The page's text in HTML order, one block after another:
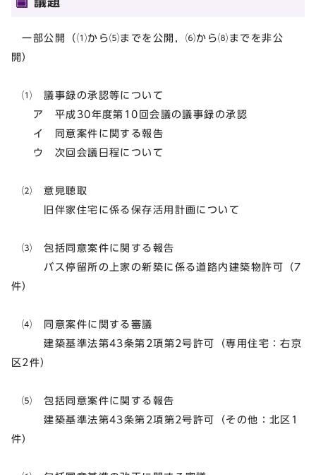
一部公開（⑴から⑸までを公開，⑹から⑻までを非公
開）
⑴ 議事録の承認等について
ア 平成30年度第10回会議の議事録の承認
イ 同意案件に関する報告
ウ 次回会議日程について
⑵ 意見聴取
旧伴家住宅に係る保存活用計画について
⑶ 包括同意案件に関する報告
バス停留所の上家の新築に係る道路内建築物許可（7
件）
⑷ 同意案件に関する審議
建築基準法第43条第2項第2号許可（専用住宅：右京
区2件）
⑸ 包括同意案件に関する報告
建築基準法第43条第2項第2号許可（その他：北区1
件）